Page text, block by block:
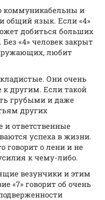
коммуникабельны и
общий язык. Если «4»
добиться больших
Без «4» человек закрыт
любит
Они очень
к другим. Если такой
грубыми и даже
других
ответственные
успеха в жизни.
говорит о лени и не
к чему-либо.
везунчики и этим
«7» говорит об очень